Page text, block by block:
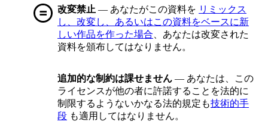
改変禁止 — あなたがこの資料を リミックス
し、改変し、あるいはこの資料をベースに新
しい作品を作った場合 、あなたは改変された
資料を頒布してはなりません。
追加的な制約は課せません — あなたは、この
ライセンスが他の者に許諾することを法的に
制限するようないかなる法的規定も技術的手
段 も適用してはなりません。